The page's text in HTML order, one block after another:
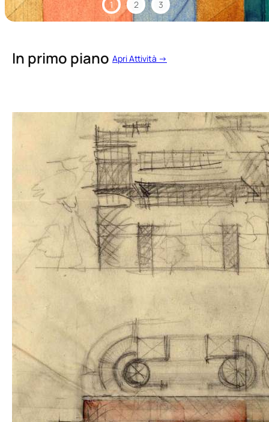
1 2 3
In primo piano Apri Attività →